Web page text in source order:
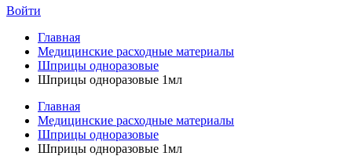
Войти
Главная
Медицинские расходные материалы
Шприцы одноразовые
Шприцы одноразовые 1мл
Главная
Медицинские расходные материалы
Шприцы одноразовые
Шприцы одноразовые 1мл